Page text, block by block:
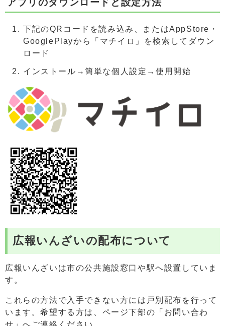
アプリのダウンロードと設定方法
下記のQRコードを読み込み、またはAppStore・
GooglePlayから「マチイロ」を検索してダウン
ロード
インストール→簡単な個人設定→使用開始
広報いんざいの配布について
広報いんざいは市の公共施設窓口や駅へ設置していま
す。
これらの方法で入手できない方には戸別配布を行って
います。希望する方は、ページ下部の「お問い合わ
せ」へご連絡ください。